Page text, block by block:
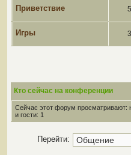
Приветствие 5
Игры 3
Кто сейчас на конференции
Сейчас этот форум просматривают:
и гости: 1
Перейти: